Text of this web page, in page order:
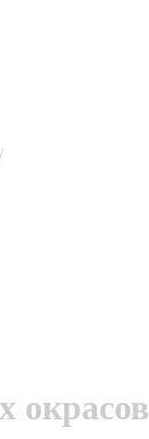
окрасов